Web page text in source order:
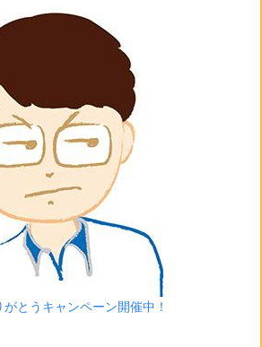
とうキャンペーン開催中！